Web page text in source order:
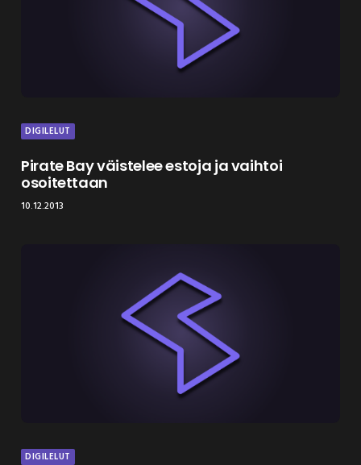
DIGILELUT
Pirate Bay väistelee estoja ja vaihtoi
osoitettaan
10.12.2013
DIGILELUT